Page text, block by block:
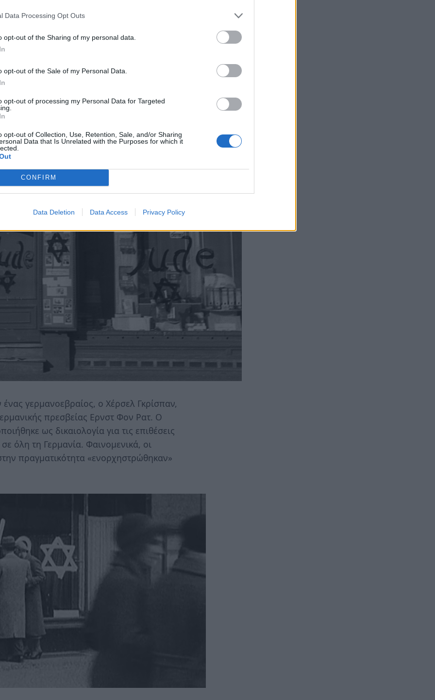
Data Processing Opt Outs
opt-out of the Sharing of my personal data.
opt-out of the Sale of my Personal Data.
opt-out of processing my Personal Data for Targeted
opt-out of Collection, Use, Retention, Sale, and/or Sharing
Data that Is Unrelated with the Purposes for which it
CONFIRM
Data Deletion Data Access Privacy Policy
τη νύχτα της9ης Νοεμβρίου 1938
ήταν η πρώτη ένδειξη για το τι θα
Ονομάστηκε «νύχτα των
στις ιδιοκτησίες των Εβραίων,
τους.
γερμανοεβραίος, ο Χέρσελ Γκρίσπαν,
πρεσβείας Ερνστ Φον Ρατ. Ο
ως δικαιολογία για τις επιθέσεις
όλη τη Γερμανία. Φαινομενικά, οι
πραγματικότητα «ενορχηστρώθηκαν»